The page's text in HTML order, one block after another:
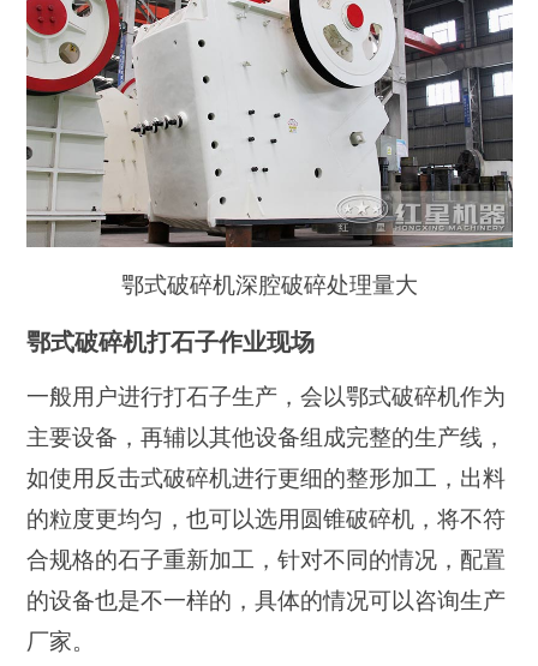
鄂式破碎机深腔破碎处理量大
鄂式破碎机打石子作业现场
一般用户进行打石子生产，会以鄂式破碎机作为
主要设备，再辅以其他设备组成完整的生产线，
如使用反击式破碎机进行更细的整形加工，出料
的粒度更均匀，也可以选用圆锥破碎机，将不符
合规格的石子重新加工，针对不同的情况，配置
的设备也是不一样的，具体的情况可以咨询生产
厂家。